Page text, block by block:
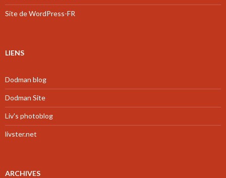
Site de WordPress-FR
LIENS
Dodman blog
Dodman Site
Liv's photoblog
livster.net
ARCHIVES